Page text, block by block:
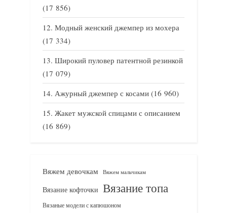
(17 856)
Модный женский джемпер из мохера
(17 334)
Широкий пуловер патентной резинкой
(17 079)
Ажурный джемпер с косами (16 960)
Жакет мужской спицами с описанием
(16 869)
Вяжем девочкам Вяжем мальчикам
Вязание кофточки Вязание топа
Вязаные модели с капюшоном